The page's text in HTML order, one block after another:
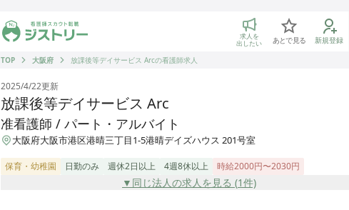
ジストリー 看護師の転職マッチング
求人を
出したい あとで見る 新規登録
TOP
大阪府 放課後等デイサービス Arcの看護師求人
2025/4/22更新
放課後等デイサービス Arc
准看護師 / パート・アルバイト
大阪府大阪市港区港晴三丁目1-5港晴デイズハウス 201号室
保育・幼稚園 日勤のみ 週休2日以上 4週8休以上 時給2000円〜2030円
▼同じ法人の求人を見る (1件)